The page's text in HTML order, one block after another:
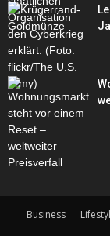
Business